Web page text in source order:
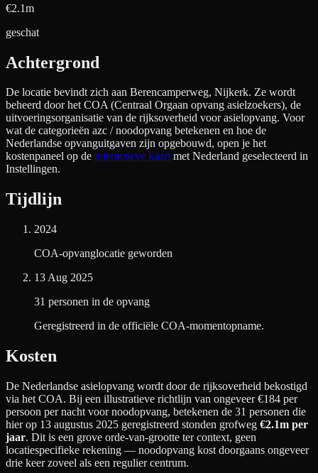
€2.1m
geschat
Achtergrond
De locatie bevindt zich aan Berencamperweg, Nijkerk. Ze wordt
beheerd door het COA (Centraal Orgaan opvang asielzoekers), de
uitvoeringsorganisatie van de rijksoverheid voor asielopvang. Voor
wat de categorieën azc / noodopvang betekenen en hoe de
Nederlandse opvanguitgaven zijn opgebouwd, open je het
kostenpaneel op de interactieve kaart met Nederland geselecteerd in
Instellingen.
Tijdlijn
2024
COA-opvanglocatie geworden
13 Aug 2025
31 personen in de opvang
Geregistreerd in de officiële COA-momentopname.
Kosten
De Nederlandse asielopvang wordt door de rijksoverheid bekostigd
via het COA. Bij een illustratieve richtlijn van ongeveer €184 per
persoon per nacht voor noodopvang, betekenen de 31 personen die
hier op 13 augustus 2025 geregistreerd stonden grofweg €2.1m per
jaar. Dit is een grove orde-van-grootte ter context, geen
locatiespecifieke rekening — noodopvang kost doorgaans ongeveer
drie keer zoveel als een regulier centrum.